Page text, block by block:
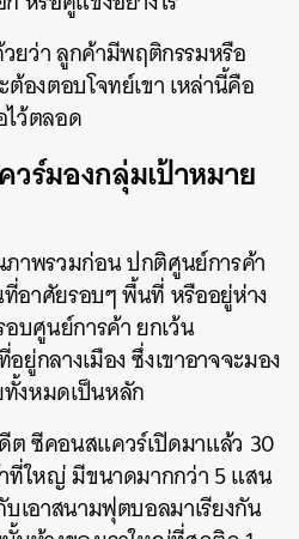
ยว่า ลูกค้ามีพฤติกรรมหรือ
องตอบโจทย์เขา เหล่านี้คือ
ไว้ตลอด
ร์มองกลุ่มเป้าหมาย
าพรวมก่อน ปกติศูนย์การค้า
อาศัยรอบๆ พื้นที่ หรืออยู่ห่าง
บศูนย์การค้า ยกเว้น
ยู่กลางเมือง ซึ่งเขาอาจจะมอง
งหมดเป็นหลัก
ซีคอนสแควร์เปิดมาแล้ว 30
ที่ใหญ่ มีขนาดมากกว่า 5 แสน
บเอาสนามฟุตบอลมาเรียงกัน